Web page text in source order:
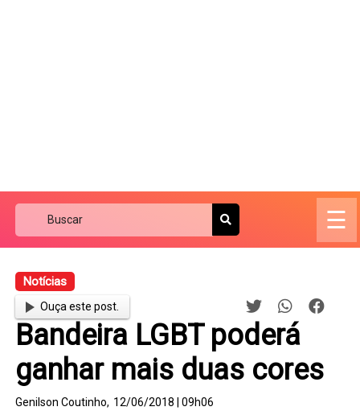
☰
Notícias
Ouça este post.
Bandeira LGBT poderá
ganhar mais duas cores
Genilson Coutinho, 12/06/2018 | 09h06